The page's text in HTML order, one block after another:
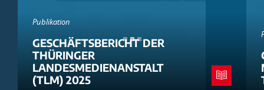
Publikation
GESCHÄFTSBERICHT DER
THÜRINGER
LANDESMEDIENANSTALT
(TLM) 2025